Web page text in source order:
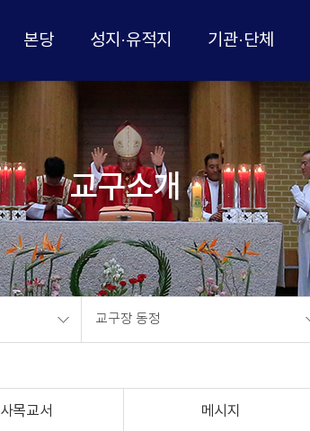
본당 성지·유적지 기관·단체
교구소개
교구장 동정
사목교서 메시지